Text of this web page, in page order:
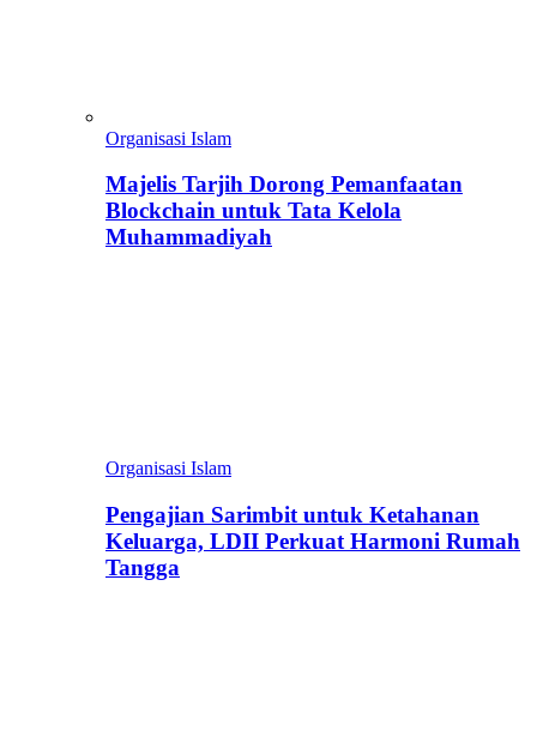
Organisasi Islam
Majelis Tarjih Dorong Pemanfaatan
Blockchain untuk Tata Kelola
Muhammadiyah
Organisasi Islam
Pengajian Sarimbit untuk Ketahanan
Keluarga, LDII Perkuat Harmoni Rumah
Tangga